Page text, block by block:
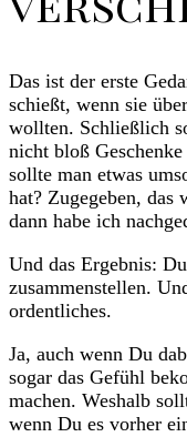
Das ist der erste
schießt, wenn sie
wollten. Schließlich
nicht bloß
sollte man etwas
hat? Zugegeben, das
dann habe ich
Und das Ergebnis:
zusammenstellen.
ordentliches.
Ja, auch wenn Du
sogar das Gefühl
machen. Weshalb
wenn Du es vorher